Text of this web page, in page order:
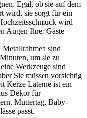
Egal, ob sie auf dem
wird, sie sorgt für ein
wird
Augen Ihrer Gäste
sind
um sie zu
Werkzeuge sind
Sie müssen vorsichtig
Kerze Laterne ist ein
Dekor für
Muttertag, Baby-
passt.